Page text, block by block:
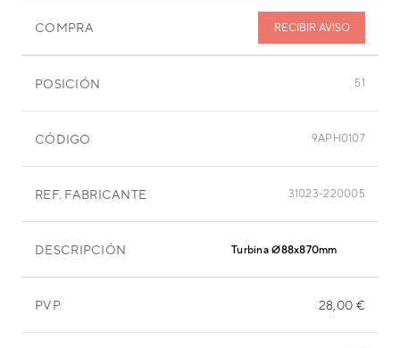
COMPRA RECIBIR AVISO
POSICIÓN 51
CÓDIGO 9APH0107
REF. FABRICANTE 31023-220005
DESCRIPCIÓN Turbina Ø88x870mm
PVP 28,00 €